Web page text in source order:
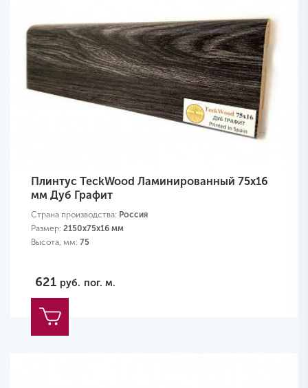
Плинтус TeckWood Ламинированный 75х16
мм Дуб Графит
Страна производства: Россия
Размер: 2150х75х16 мм
Высота, мм: 75
621 руб. пог. м.